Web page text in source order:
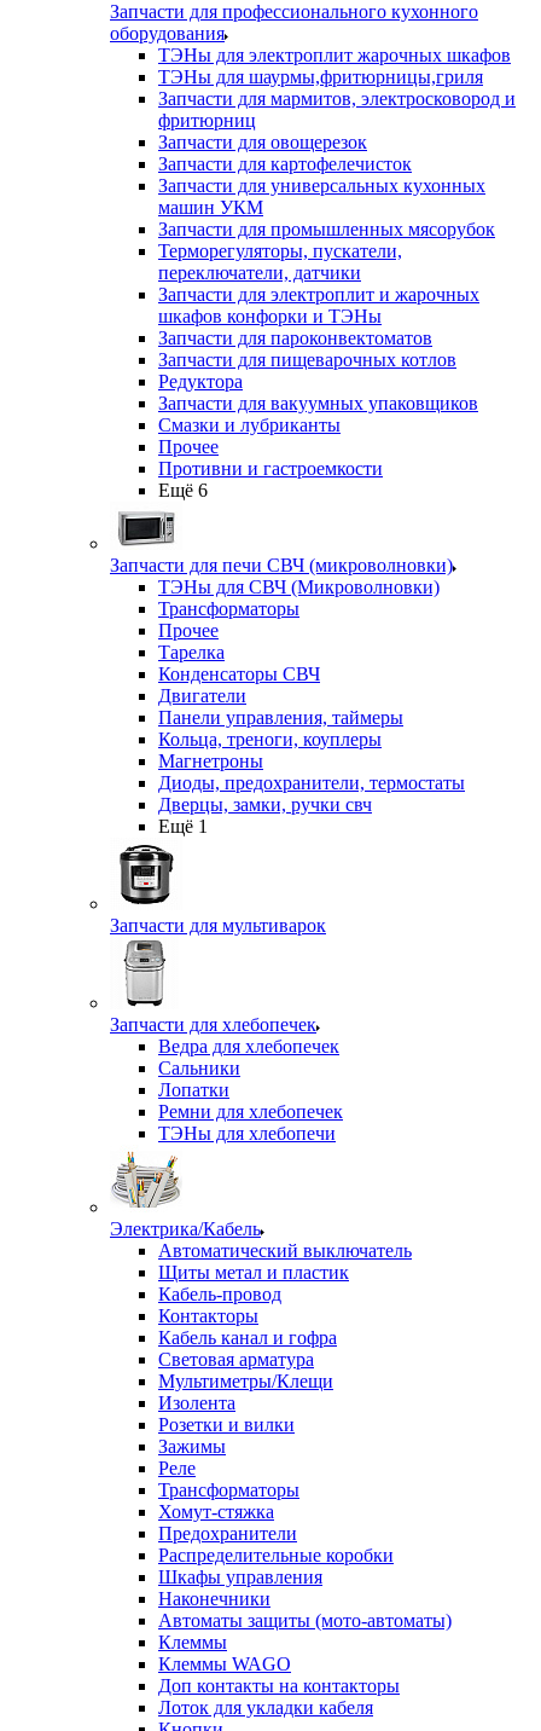
Запчасти для профессионального кухонного
оборудования
ТЭНы для электроплит жарочных шкафов
ТЭНы для шаурмы,фритюрницы,гриля
Запчасти для мармитов, электросковород и
фритюрниц
Запчасти для овощерезок
Запчасти для картофелечисток
Запчасти для универсальных кухонных
машин УКМ
Запчасти для промышленных мясорубок
Терморегуляторы, пускатели,
переключатели, датчики
Запчасти для электроплит и жарочных
шкафов конфорки и ТЭНы
Запчасти для пароконвектоматов
Запчасти для пищеварочных котлов
Редуктора
Запчасти для вакуумных упаковщиков
Смазки и лубриканты
Прочее
Противни и гастроемкости
Ещё 6
Запчасти для печи СВЧ (микроволновки)
ТЭНы для СВЧ (Микроволновки)
Трансформаторы
Прочее
Тарелка
Конденсаторы СВЧ
Двигатели
Панели управления, таймеры
Кольца, треноги, коуплеры
Магнетроны
Диоды, предохранители, термостаты
Дверцы, замки, ручки свч
Ещё 1
Запчасти для мультиварок
Запчасти для хлебопечек
Ведра для хлебопечек
Сальники
Лопатки
Ремни для хлебопечек
ТЭНы для хлебопечи
Электрика/Кабель
Автоматический выключатель
Щиты метал и пластик
Кабель-провод
Контакторы
Кабель канал и гофра
Световая арматура
Мультиметры/Клещи
Изолента
Розетки и вилки
Зажимы
Реле
Трансформаторы
Хомут-стяжка
Предохранители
Распределительные коробки
Шкафы управления
Наконечники
Автоматы защиты (мото-автоматы)
Клеммы
Клеммы WAGO
Доп контакты на контакторы
Лоток для укладки кабеля